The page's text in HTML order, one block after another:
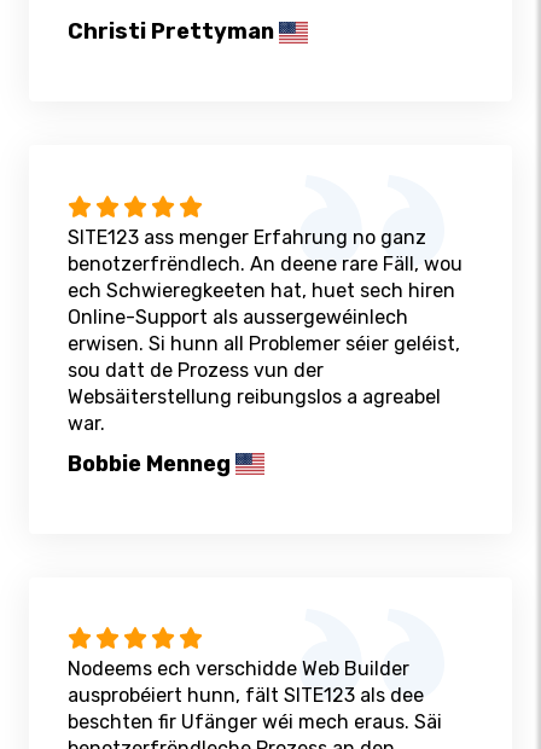
Christi Prettyman
SITE123 ass menger Erfahrung no ganz
benotzerfrëndlech. An deene rare Fäll, wou
ech Schwieregkeeten hat, huet sech hiren
Online-Support als aussergewéinlech
erwisen. Si hunn all Problemer séier geléist,
sou datt de Prozess vun der
Websäiterstellung reibungslos a agreabel
war.
Bobbie Menneg
Nodeems ech verschidde Web Builder
ausprobéiert hunn, fält SITE123 als dee
beschten fir Ufänger wéi mech eraus. Säi